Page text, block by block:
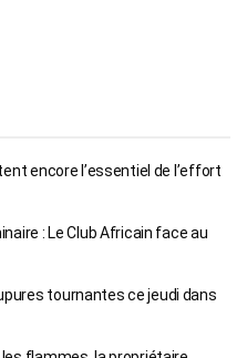
encore l’essentiel de l’effort
: Le Club Africain face au
tournantes ce jeudi dans